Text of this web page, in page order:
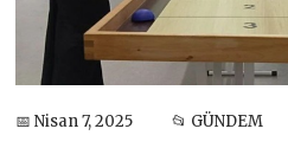
📅 Nisan 7, 2025 📂 GÜNDEM